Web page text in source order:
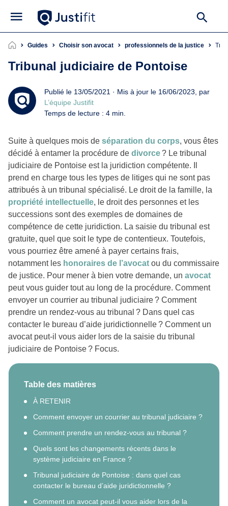
Guides Choisir son avocat professionnels de la justice
Tribunal judiciaire de Pontoise
Publié le 13/05/2021 · Mis à jour le 16/06/2023, par
L’équipe Justifit
Temps de lecture : 4 min.
Suite à quelques mois de séparation du corps, vous êtes
décidé à entamer la procédure de divorce? Le tribunal
judiciaire de Pontoise est la juridiction compétente. Il
prend en charge tous les types de litiges qui ne sont pas
attribués à un tribunal spécialisé. Le droit de la famille, la
propriété intellectuelle, le droit des personnes et les
successions sont des exemples de domaines de
compétence de cette juridiction. La saisie du tribunal est
gratuite, quel que soit le type de contentieux. Toutefois,
vous pourriez être amené à payer certains frais,
notamment les honoraires de l’avocat ou du commissaire
de justice. Pour mener à bien votre demande, un avocat
peut vous guider tout au long de la procédure. Comment
envoyer un courrier au tribunal judiciaire ? Comment
prendre un rendez-vous au tribunal ? Dans quel cas
contacter le bureau d’aide juridictionnelle ? Comment un
avocat peut-il vous aider lors de la saisie du tribunal
judiciaire de Pontoise ? Focus.
Table des matières
À RETENIR
Comment envoyer un courrier au tribunal judiciaire ?
Comment prendre un rendez-vous au tribunal ?
Quels sont les changements récents dans le
système judiciaire en France ?
Tribunal judiciaire de Pontoise : dans quel cas
contacter le bureau d’aide juridictionnelle ?
Comment un avocat peut-il vous aider lors de la